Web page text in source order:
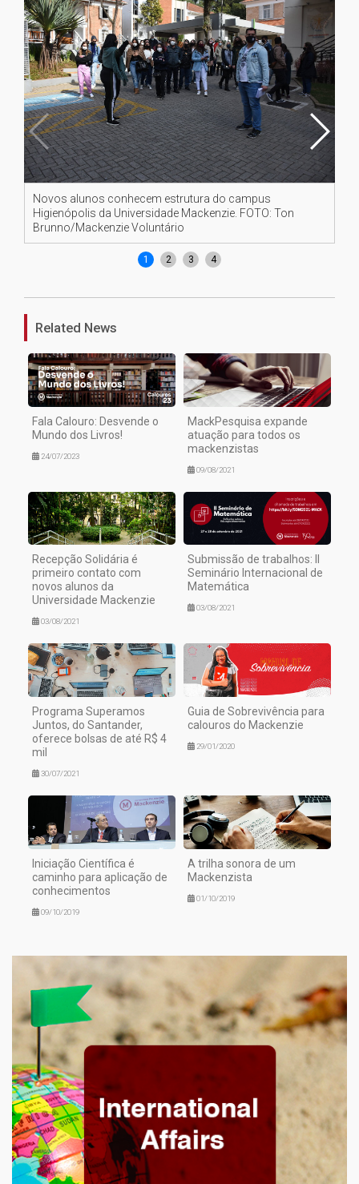
Novos alunos conhecem estrutura do campus
Higienópolis da Universidade Mackenzie. FOTO: Ton
Brunno/Mackenzie Voluntário
1 2 3 4
Related News
Fala Calouro: Desvende o
Mundo dos Livros!
24/07/2023
MackPesquisa expande
atuação para todos os
mackenzistas
09/08/2021
Recepção Solidária é
primeiro contato com
novos alunos da
Universidade Mackenzie
03/08/2021
Submissão de trabalhos: II
Seminário Internacional de
Matemática
03/08/2021
Programa Superamos
Juntos, do Santander,
oferece bolsas de até R$ 4
mil
30/07/2021
Guia de Sobrevivência para
calouros do Mackenzie
29/01/2020
Iniciação Científica é
caminho para aplicação de
conhecimentos
09/10/2019
A trilha sonora de um
Mackenzista
01/10/2019